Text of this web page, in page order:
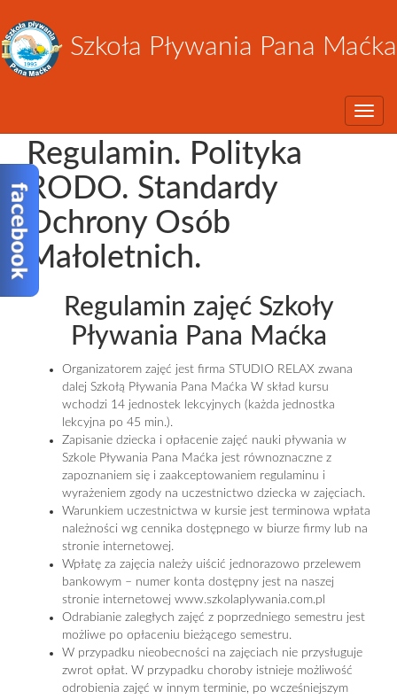
Szkoła Pływania Pana Maćka
Regulamin. Polityka
RODO. Standardy
Ochrony Osób
Małoletnich.
Regulamin zajęć Szkoły
Pływania Pana Maćka
Organizatorem zajęć jest firma STUDIO RELAX zwana
dalej Szkołą Pływania Pana Maćka W skład kursu
wchodzi 14 jednostek lekcyjnych (każda jednostka
lekcyjna po 45 min.).
Zapisanie dziecka i opłacenie zajęć nauki pływania w
Szkole Pływania Pana Maćka jest równoznaczne z
zapoznaniem się i zaakceptowaniem regulaminu i
wyrażeniem zgody na uczestnictwo dziecka w zajęciach.
Warunkiem uczestnictwa w kursie jest terminowa wpłata
należności wg cennika dostępnego w biurze firmy lub na
stronie internetowej.
Wpłatę za zajęcia należy uiścić jednorazowo przelewem
bankowym – numer konta dostępny jest na naszej
stronie internetowej www.szkolaplywania.com.pl
Odrabianie zaległych zajęć z poprzedniego semestru jest
możliwe po opłaceniu bieżącego semestru.
W przypadku nieobecności na zajęciach nie przysługuje
zwrot opłat. W przypadku choroby istnieje możliwość
odrobienia zajęć w innym terminie, po wcześniejszym